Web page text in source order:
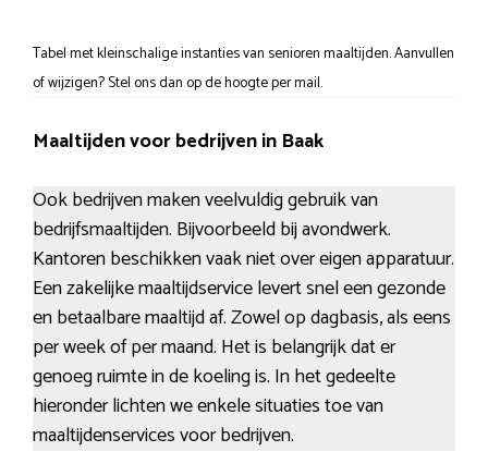
Tabel met kleinschalige instanties van senioren maaltijden. Aanvullen
of wijzigen? Stel ons dan op de hoogte per mail.
Maaltijden voor bedrijven in Baak
Ook bedrijven maken veelvuldig gebruik van
bedrijfsmaaltijden. Bijvoorbeeld bij avondwerk.
Kantoren beschikken vaak niet over eigen apparatuur.
Een zakelijke maaltijdservice levert snel een gezonde
en betaalbare maaltijd af. Zowel op dagbasis, als eens
per week of per maand. Het is belangrijk dat er
genoeg ruimte in de koeling is. In het gedeelte
hieronder lichten we enkele situaties toe van
maaltijdenservices voor bedrijven.